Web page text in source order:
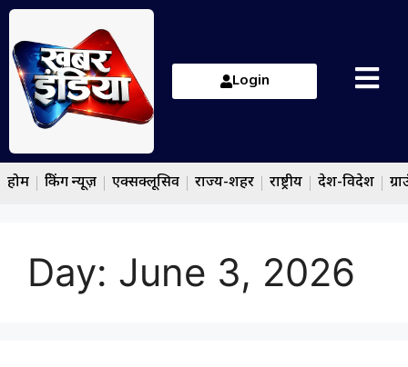
Login
होम ब्रेकिंग न्यूज़ एक्सक्लूसिव राज्य-शहर राष्ट्रीय देश-विदेश
Day: June 3, 2026